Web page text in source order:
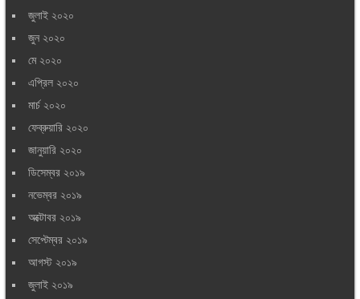
জুলাই ২০২০
জুন ২০২০
মে ২০২০
এপ্রিল ২০২০
মার্চ ২০২০
ফেব্রুয়ারি ২০২০
জানুয়ারি ২০২০
ডিসেম্বর ২০১৯
নভেম্বর ২০১৯
অক্টোবর ২০১৯
সেপ্টেম্বর ২০১৯
আগস্ট ২০১৯
জুলাই ২০১৯